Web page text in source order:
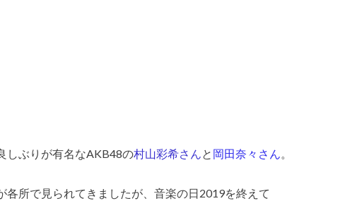
しぶりが有名なAKB48の村山彩希さんと 岡田奈々さん。
各所で見られてきましたが、音楽の日2019を終えて